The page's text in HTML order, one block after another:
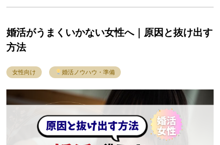
婚活がうまくいかない女性へ｜原因と抜け出す
方法
女性向け 婚活ノウハウ・準備